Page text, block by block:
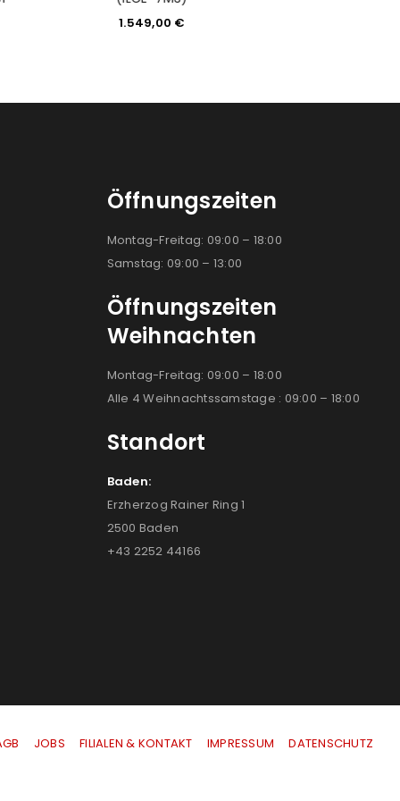
1.549,00 €
Öffnungszeiten
Montag-Freitag: 09:00 – 18:00
Samstag: 09:00 – 13:00
Öffnungszeiten
Weihnachten
Montag-Freitag: 09:00 – 18:00
Alle 4 Weihnachtssamstage : 09:00 – 18:00
Standort
Baden:
Erzherzog Rainer Ring 1
2500 Baden
+43 2252 44166
JOBS FILIALEN & KONTAKT IMPRESSUM |DATENSCHUTZ